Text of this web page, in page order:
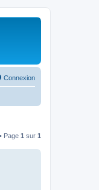
Connexion
Page 1 sur 1